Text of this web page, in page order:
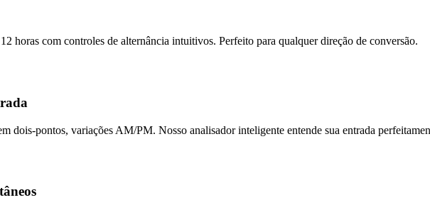
horas com controles de alternância intuitivos. Perfeito para qualquer direção de conversão.
dois-pontos, variações AM/PM. Nosso analisador inteligente entende sua entrada